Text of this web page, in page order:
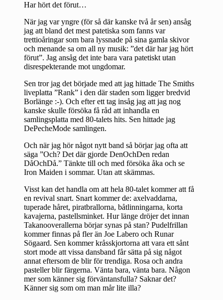
Har hört det förut…
När jag var yngre (för så där kanske två år sen) ansåg
jag att bland det mest patetiska som fanns var
trettioåringar som bara lyssnade på sina gamla skivor
och menande sa om all ny musik: ”det där har jag hört
förut”. Jag ansåg det inte bara vara patetiskt utan
disrespekterande mot ungdomar.
Sen tror jag det började med att jag hittade The Smiths
liveplatta ”Rank” i den där staden som ligger bredvid
Borlänge :-). Och efter ett tag insåg jag att jag nog
kanske skulle försöka få råd att inhandla en
samlingsplatta med 80-talets hits. Sen hittade jag
DePecheMode samlingen.
Och när jag hör något nytt band så börjar jag ofta att
säga ”Och? Det där gjorde DenOchDen redan
DåOchDå.” Tänkte till och med försöka åka och se
Iron Maiden i sommar. Utan att skämmas.
Visst kan det handla om att hela 80-talet kommer att få
en revival snart. Snart kommer de: axelvaddarna,
tuperade håret, piratbrallorna, båtlinningarna, korta
kavajerna, pastellsminket. Hur länge dröjer det innan
Takanooverallerna börjar synas på stan? Pudelfrillan
kommer finnas på fler än Joe Labero och Runar
Sögaard. Sen kommer kråsskjortorna att vara ett sånt
stort mode att vissa dansband får sätta på sig något
annat eftersom de blir för trendiga. Rosa och andra
pasteller blir färgerna. Vänta bara, vänta bara. Någon
mer som känner sig förväntansfulla? Saknar det?
Känner sig som om man mår lite illa?